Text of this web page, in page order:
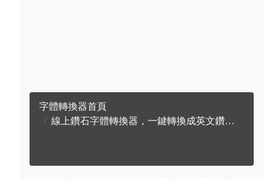
字體轉換器首頁
線上鑽石字體轉換器，一鍵轉換成英文鑽石字體